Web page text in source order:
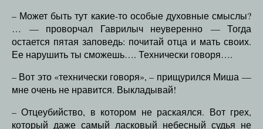
– Может быть тут какие-то особые духовные смыслы?
… — проворчал Гаврилыч неуверенно — Тогда
остается пятая заповедь: почитай отца и мать своих.
Ее нарушить ты сможешь…. Технически говоря….
– Вот это «технически говоря», – прищурился Миша —
мне очень не нравится. Выкладывай!
– Отцеубийство, в котором не раскаялся. Вот грех,
который даже самый ласковый небесный судья не